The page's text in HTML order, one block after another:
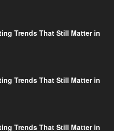
Trends That Still Matter in
Trends That Still Matter in
Trends That Still Matter in